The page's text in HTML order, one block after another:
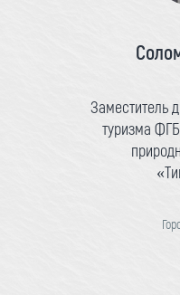
Заместитель
туризма